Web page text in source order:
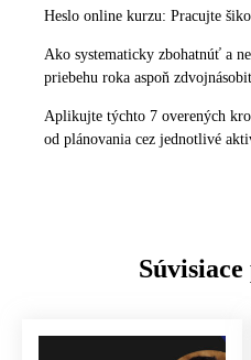
Heslo online kurzu: Pracujte
Ako systematicky zbohatnúť a
priebehu roka aspoň
Aplikujte týchto 7 overených
od plánovania cez jednotlivé